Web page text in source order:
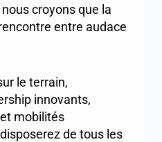
croyons que la
entre audace
le terrain,
innovants,
mobilités
de tous les